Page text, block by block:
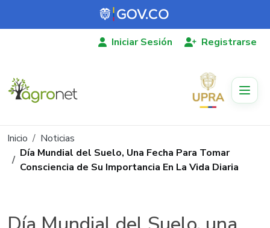
Pasar al contenido principal
Iniciar Sesión Registrarse
Ruta de navegación
Inicio
Noticias
Día Mundial del Suelo, Una Fecha Para Tomar
Consciencia de Su Importancia En La Vida Diaria